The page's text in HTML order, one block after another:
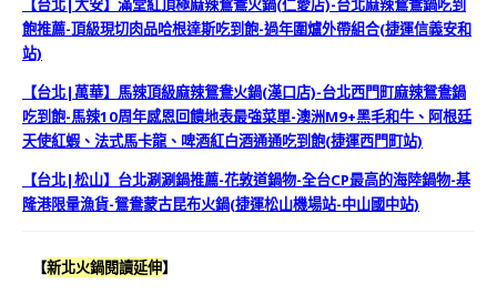
【台北|大安】滿堂紅頂極麻辣鴛鴦火鍋(仁愛店)-台北麻辣鴛鴦鍋吃到
飽推薦-頂級現切肉品哈根達斯吃到飽-過年圍爐外帶組合(捷運信義安和
站)
【台北|萬華】馬辣頂級麻辣鴛鴦火鍋(漢口店)-台北西門町麻辣鴛鴦鍋
吃到飽-馬辣10周年感恩回饋地表最強菜單-澳洲M9+黑毛和牛、阿根廷
天使紅蝦、法式馬卡龍、啤酒紅白酒通通吃到飽(捷運西門町站)
【台北|松山】台北涮涮鍋推薦-花敦道鍋物-全台CP最高的海陸鍋物-基
隆港限量漁貨-鴛鴦蒙古昆布火鍋(捷運松山機場站-中山國中站)
【新北火鍋閱讀延伸】